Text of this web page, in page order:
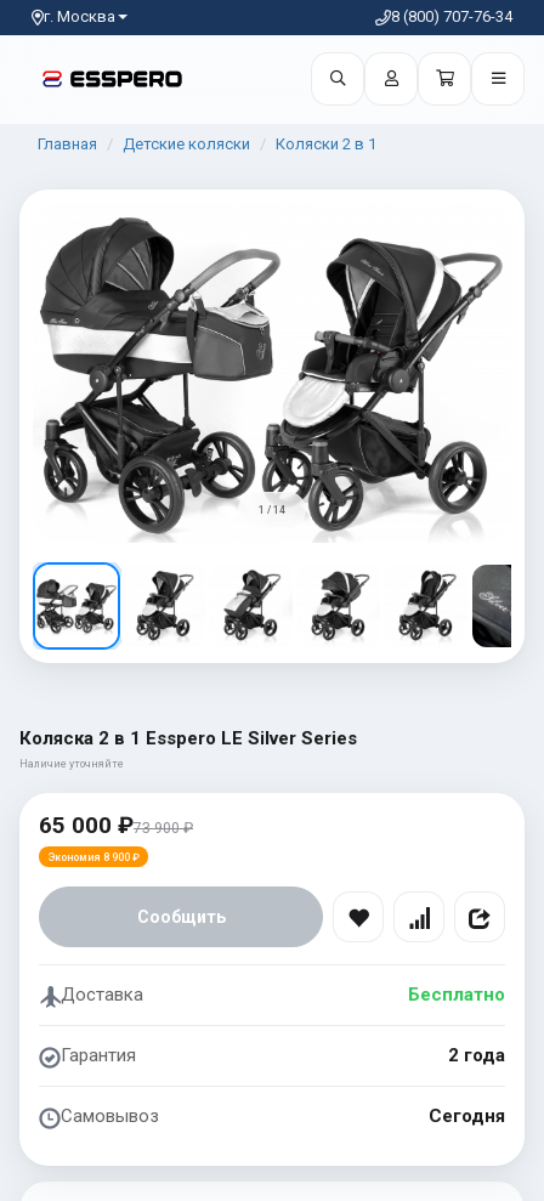
г. Москва 8 (800) 707-76-34
Главная Детские коляски Коляски 2 в 1
1 / 14
Коляска 2 в 1 Esspero LE Silver Series
Наличие уточняйте
65 000 ₽73 900 ₽
Экономия 8 900 ₽
Сообщить
Доставка Бесплатно
Гарантия 2 года
Самовывоз Сегодня